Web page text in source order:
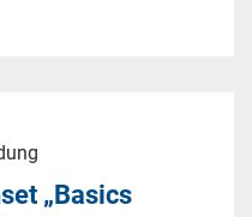
„Basics